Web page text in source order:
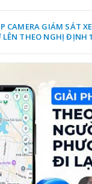
CAMERA GIÁM SÁT
LÊN THEO NGHỊ ĐỊNH